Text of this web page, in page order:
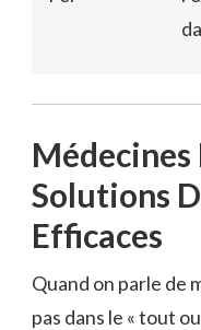
Solutions
Efficaces
Quand on parle de
pas dans le « tout